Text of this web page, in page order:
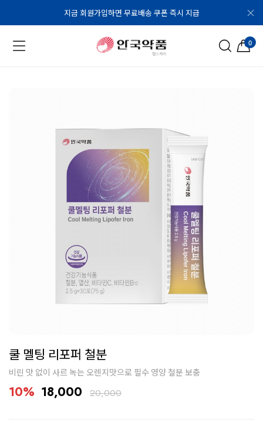
지금 회원가입하면 무료배송 쿠폰 즉시 지급
0
쿨 멜팅 리포퍼 철분
비린 맛 없이 사르 녹는 오렌지맛으로 필수 영양 철분 보충
10% 18,000 20,000